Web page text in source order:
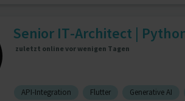
Senior IT-Architect |
zuletzt online vor wenigen Tagen
API-Integration Flutter Generative AI